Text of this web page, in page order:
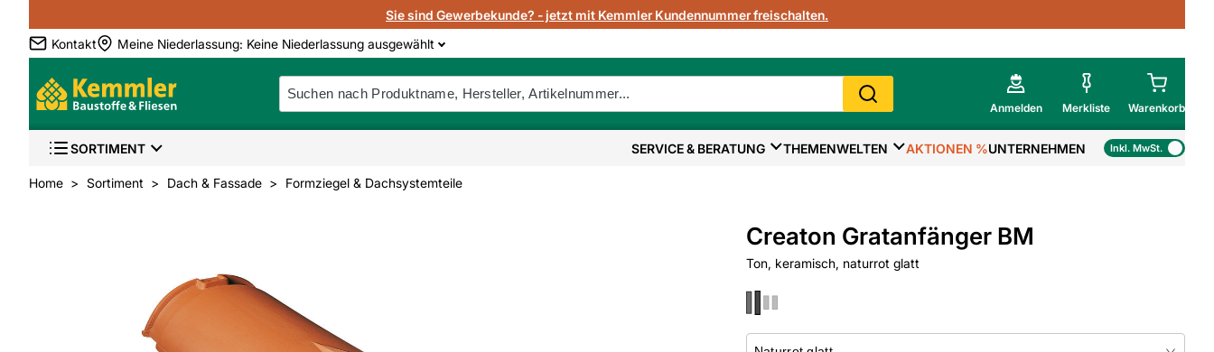
Sie sind Gewerbekunde? - jetzt mit Kemmler Kundennummer freischalten.
Kontakt
Meine Niederlassung: Keine Niederlassung ausgewählt
Anmelden Merkliste Warenkorb
Mein Warenkorb
SORTIMENT SERVICE & BERATUNG THEMENWELTEN AKTIONEN %UNTERNEHMEN Inkl. MwSt.
Home Sortiment Dach & Fassade Formziegel & Dachsystemteile
Creaton Gratanfänger BM
Ton, keramisch, naturrot glatt